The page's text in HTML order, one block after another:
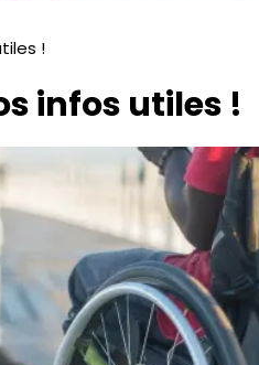
!
infos utiles !